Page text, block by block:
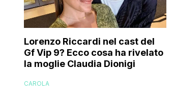
Lorenzo Riccardi nel cast del
Gf Vip 9? Ecco cosa ha rivelato
la moglie Claudia Dionigi
CAROLA